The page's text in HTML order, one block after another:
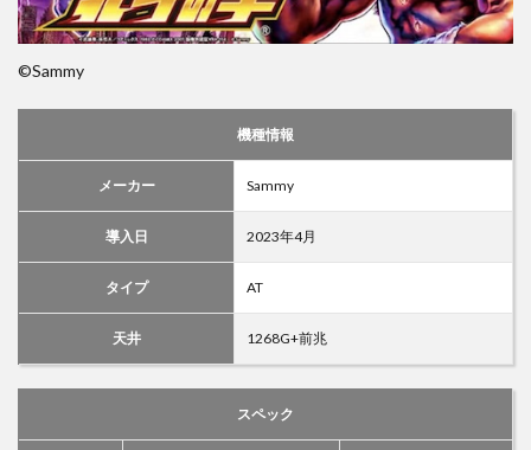
©︎Sammy
機種情報
メーカー Sammy
導入日 2023年4月
タイプ AT
天井 1268G+前兆
スペック